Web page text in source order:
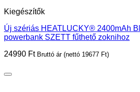
Kiegészítők
Új szériás HEATLUCKY® 2400mAh
powerbank SZETT fűthető zoknihoz
24990 Ft Bruttó ár (nettó 19677 Ft)